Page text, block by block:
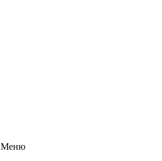
Меню